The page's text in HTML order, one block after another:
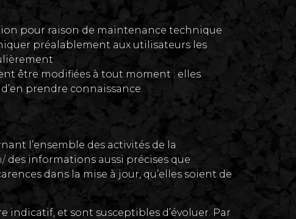
pour raison de maintenance technique
préalablement aux utilisateurs les
être modifiées à tout moment : elles
prendre connaissance.
l’ensemble des activités de la
des informations aussi précises que
dans la mise à jour, qu’elles soient de
indicatif, et sont susceptibles d’évoluer. Par